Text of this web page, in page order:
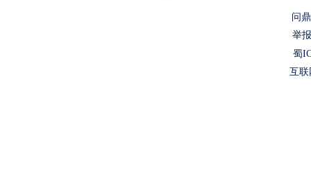
问
举
蜀
互联